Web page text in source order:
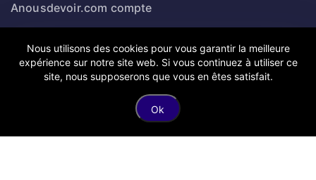
Anousdevoir.com compte
Catégories
Business
Nous utilisons des cookies pour vous garantir la meilleure
expérience sur notre site web. Si vous continuez à utiliser ce
site, nous supposerons que vous en êtes satisfait.
Ok